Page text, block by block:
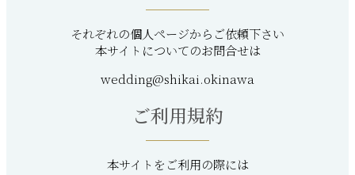
それぞれの個人ページからご依頼下さい
本サイトについてのお問合せは
wedding@shikai.okinawa
ご利用規約
本サイトをご利用の際には